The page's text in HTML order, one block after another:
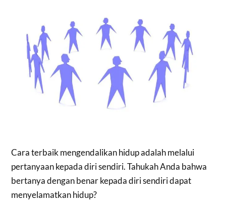
Cara terbaik mengendalikan hidup adalah melalui
pertanyaan kepada diri sendiri. Tahukah Anda bahwa
bertanya dengan benar kepada diri sendiri dapat
menyelamatkan hidup?